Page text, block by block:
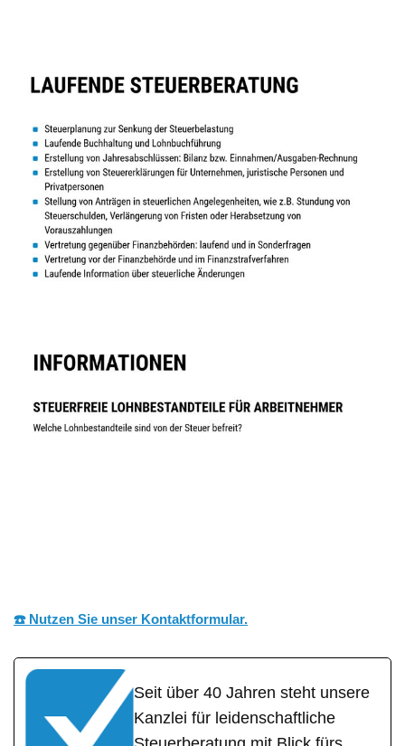
☎️ Nutzen Sie unser Kontaktformular.
Seit über 40 Jahren steht unsere
Kanzlei für leidenschaftliche